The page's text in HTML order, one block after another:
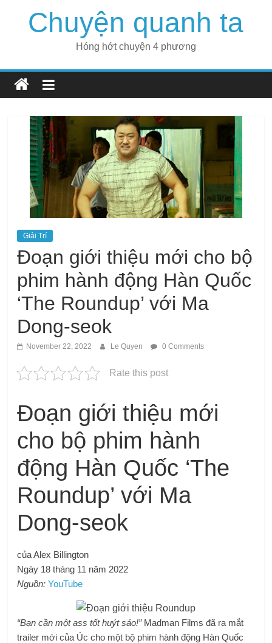
Chuyện quanh ta
Hóng hớt chuyện 4 phương
Giải Trí
Đoạn giới thiệu mới cho bộ
phim hành động Hàn Quốc
‘The Roundup’ với Ma
Dong-seok
November 22, 2022 Le Quyen 0 Comments
Rate this post
Đoạn giới thiệu mới
cho bộ phim hành
động Hàn Quốc ‘The
Roundup’ với Ma
Dong-seok
của Alex Billington
Ngày 18 tháng 11 năm 2022
Nguồn: YouTube
“Bạn cần một ass tốt huýt sáo!”Madman Films đã ra mắt
trailer mới của Úc cho một bộ phim hành động Hàn Quốc